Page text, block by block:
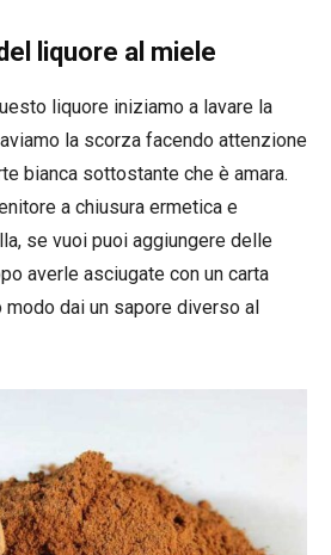
liquore al miele
liquore iniziamo a lavare la
la scorza facendo attenzione
bianca sottostante che è amara.
a chiusura ermetica e
se vuoi puoi aggiungere delle
averle asciugate con un carta
dai un sapore diverso al